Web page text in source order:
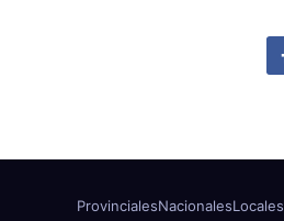
ProvincialesNacionalesLocales